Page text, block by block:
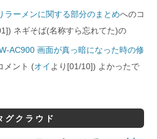
ラーメンに関する部分のまとめへのコ
ネギそば(名称すら忘れてた)の
AC900 画面が真っ暗になった時の修
メント (オイ より[01/10]) よかったで
グクラウド